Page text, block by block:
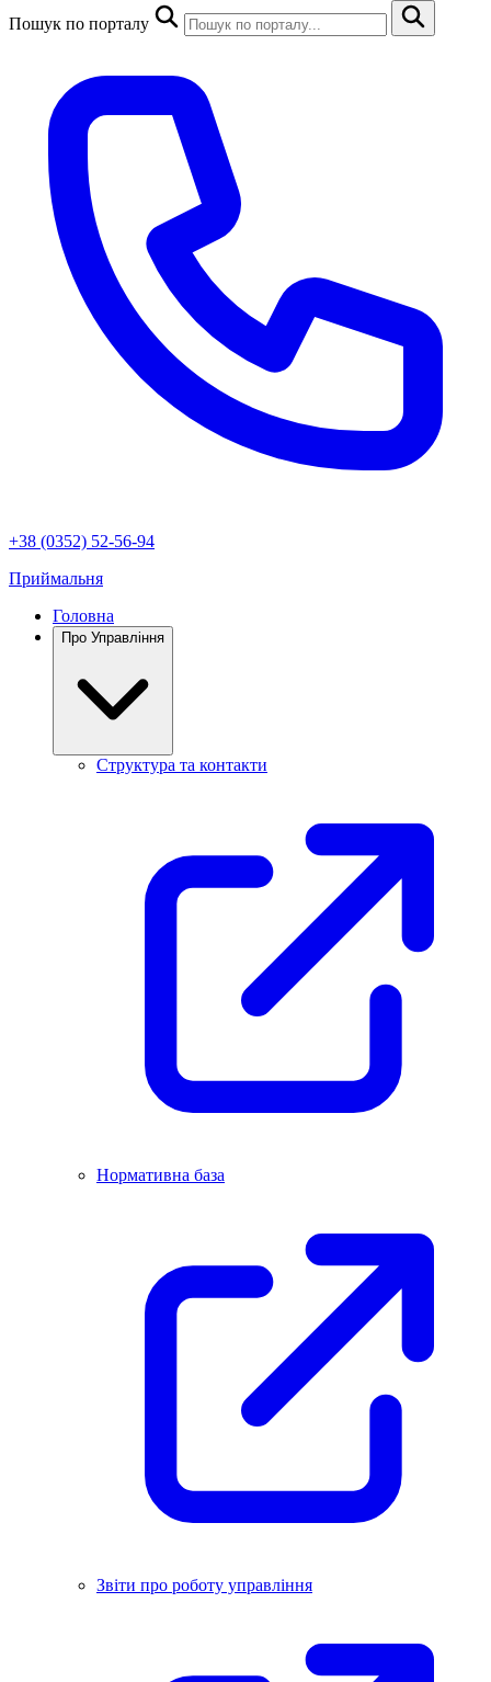
Пошук по порталу
+38 (0352) 52-56-94
Приймальня
Головна
Про Управління
Структура та контакти
Нормативна база
Звіти про роботу управління